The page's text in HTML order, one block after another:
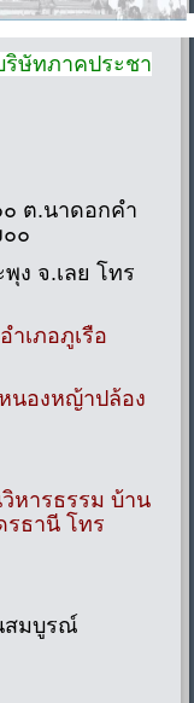
ษัทภาคประชา
ต.นาดอกคำ
๐
ง จ.เลย โทร
เภอภูเรือ
นองหญ้าปล้อง
หารธรรม บ้าน
รธานี โทร
สมบูรณ์